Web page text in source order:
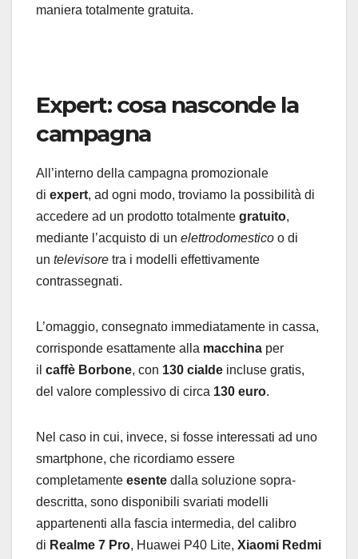
maniera totalmente gratuita.
Expert: cosa nasconde la
campagna
All’interno della campagna promozionale
di expert, ad ogni modo, troviamo la possibilità di
accedere ad un prodotto totalmente gratuito,
mediante l’acquisto di un elettrodomestico o di
un televisore tra i modelli effettivamente
contrassegnati.
L’omaggio, consegnato immediatamente in cassa,
corrisponde esattamente alla macchina per
il caffè Borbone, con 130 cialde incluse gratis,
del valore complessivo di circa 130 euro.
Nel caso in cui, invece, si fosse interessati ad uno
smartphone, che ricordiamo essere
completamente esente dalla soluzione sopra-
descritta, sono disponibili svariati modelli
appartenenti alla fascia intermedia, del calibro
di Realme 7 Pro, Huawei P40 Lite, Xiaomi Redmi